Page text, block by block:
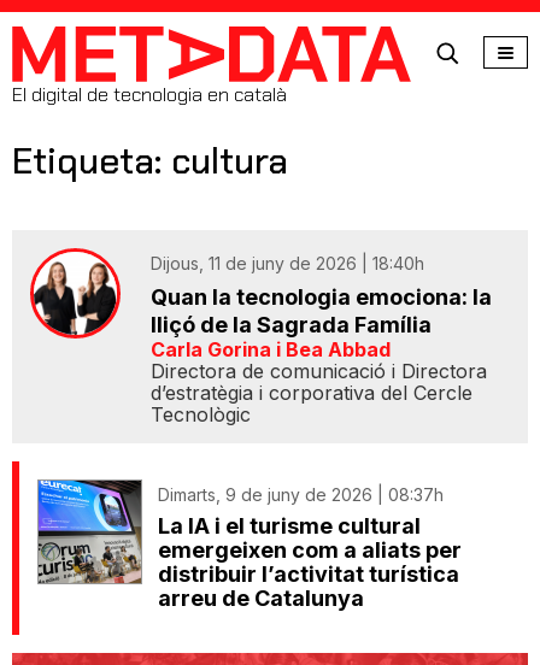
MetaData
El digital de tecnologia en català
Etiqueta: cultura
Dijous, 11 de juny de 2026 | 18:40h
Quan la tecnologia emociona: la
lliçó de la Sagrada Família
Carla Gorina i Bea Abbad
Directora de comunicació i Directora
d’estratègia i corporativa del Cercle
Tecnològic
Dimarts, 9 de juny de 2026 | 08:37h
La IA i el turisme cultural
emergeixen com a aliats per
distribuir l’activitat turística
arreu de Catalunya